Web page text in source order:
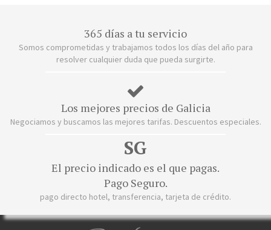
365 días a tu servicio
Somos comprometidas y trabajamos todos los días del año para
resolver cualquier duda que pueda surgirte.
Los mejores precios de Galicia
Negociamos y buscamos las mejores tarifas. Descuentos especiales.
SG
El precio indicado es el que pagas.
Pago Seguro.
pago directo hotel, transferencia, tarjeta de crédito.